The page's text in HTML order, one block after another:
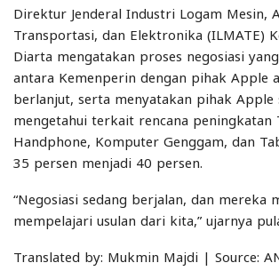
Direktur Jenderal Industri Logam Mesin,
Transportasi, dan Elektronika (ILMATE)
Diarta mengatakan proses negosiasi
antara Kemenperin dengan pihak Apple
berlanjut, serta menyatakan pihak Apple
mengetahui terkait rencana peningkatan
Handphone, Komputer Genggam, dan
35 persen menjadi 40 persen.
“Negosiasi sedang berjalan, dan mereka
mempelajari usulan dari kita,” ujarnya
Translated by: Mukmin Majdi | Source: